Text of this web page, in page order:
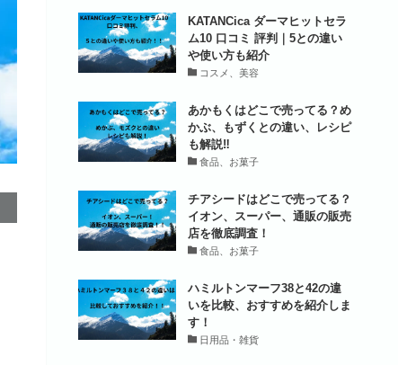
KATANCica ダーマヒットセラ
ム10 口コミ 評判｜5との違い
や使い方も紹介
コスメ、美容
あかもくはどこで売ってる？め
かぶ、もずくとの違い、レシピ
も解説‼
食品、お菓子
チアシードはどこで売ってる？
イオン、スーパー、通販の販売
店を徹底調査！
食品、お菓子
ハミルトンマーフ38と42の違
いを比較、おすすめを紹介しま
す！
日用品・雑貨